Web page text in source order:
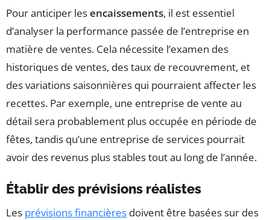
Pour anticiper lesencaissements, il est essentiel
d’analyser la performance passée de l’entreprise en
matière de ventes. Cela nécessite l’examen des
historiques de ventes, des taux de recouvrement, et
des variations saisonnières qui pourraient affecter les
recettes. Par exemple, une entreprise de vente au
détail sera probablement plus occupée en période de
fêtes, tandis qu’une entreprise de services pourrait
avoir des revenus plus stables tout au long de l’année.
Établir des prévisions réalistes
Les prévisions financières doivent être basées sur des